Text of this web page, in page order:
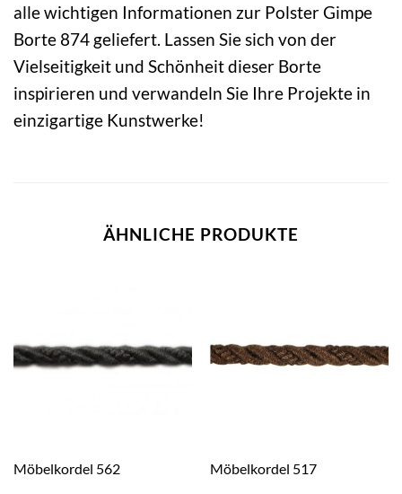
alle wichtigen Informationen zur Polster Gimpe
Borte 874 geliefert. Lassen Sie sich von der
Vielseitigkeit und Schönheit dieser Borte
inspirieren und verwandeln Sie Ihre Projekte in
einzigartige Kunstwerke!
ÄHNLICHE PRODUKTE
Möbelkordel 562
Möbelkordel 517